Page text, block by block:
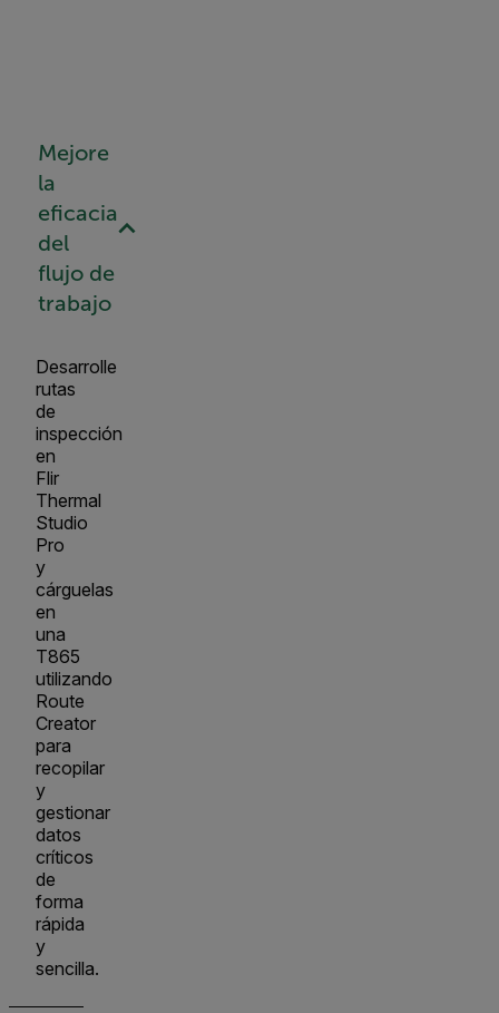
Mejore
la
eficacia
del
flujo de
trabajo
Desarrolle
rutas
de
inspección
en
Flir
Thermal
Studio
Pro
y
cárguelas
en
una
T865
utilizando
Route
Creator
para
recopilar
y
gestionar
datos
críticos
de
forma
rápida
y
sencilla.